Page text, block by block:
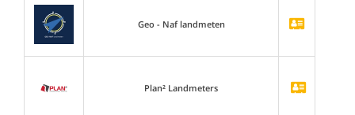
Geo - Naf landmeten
Plan² Landmeters